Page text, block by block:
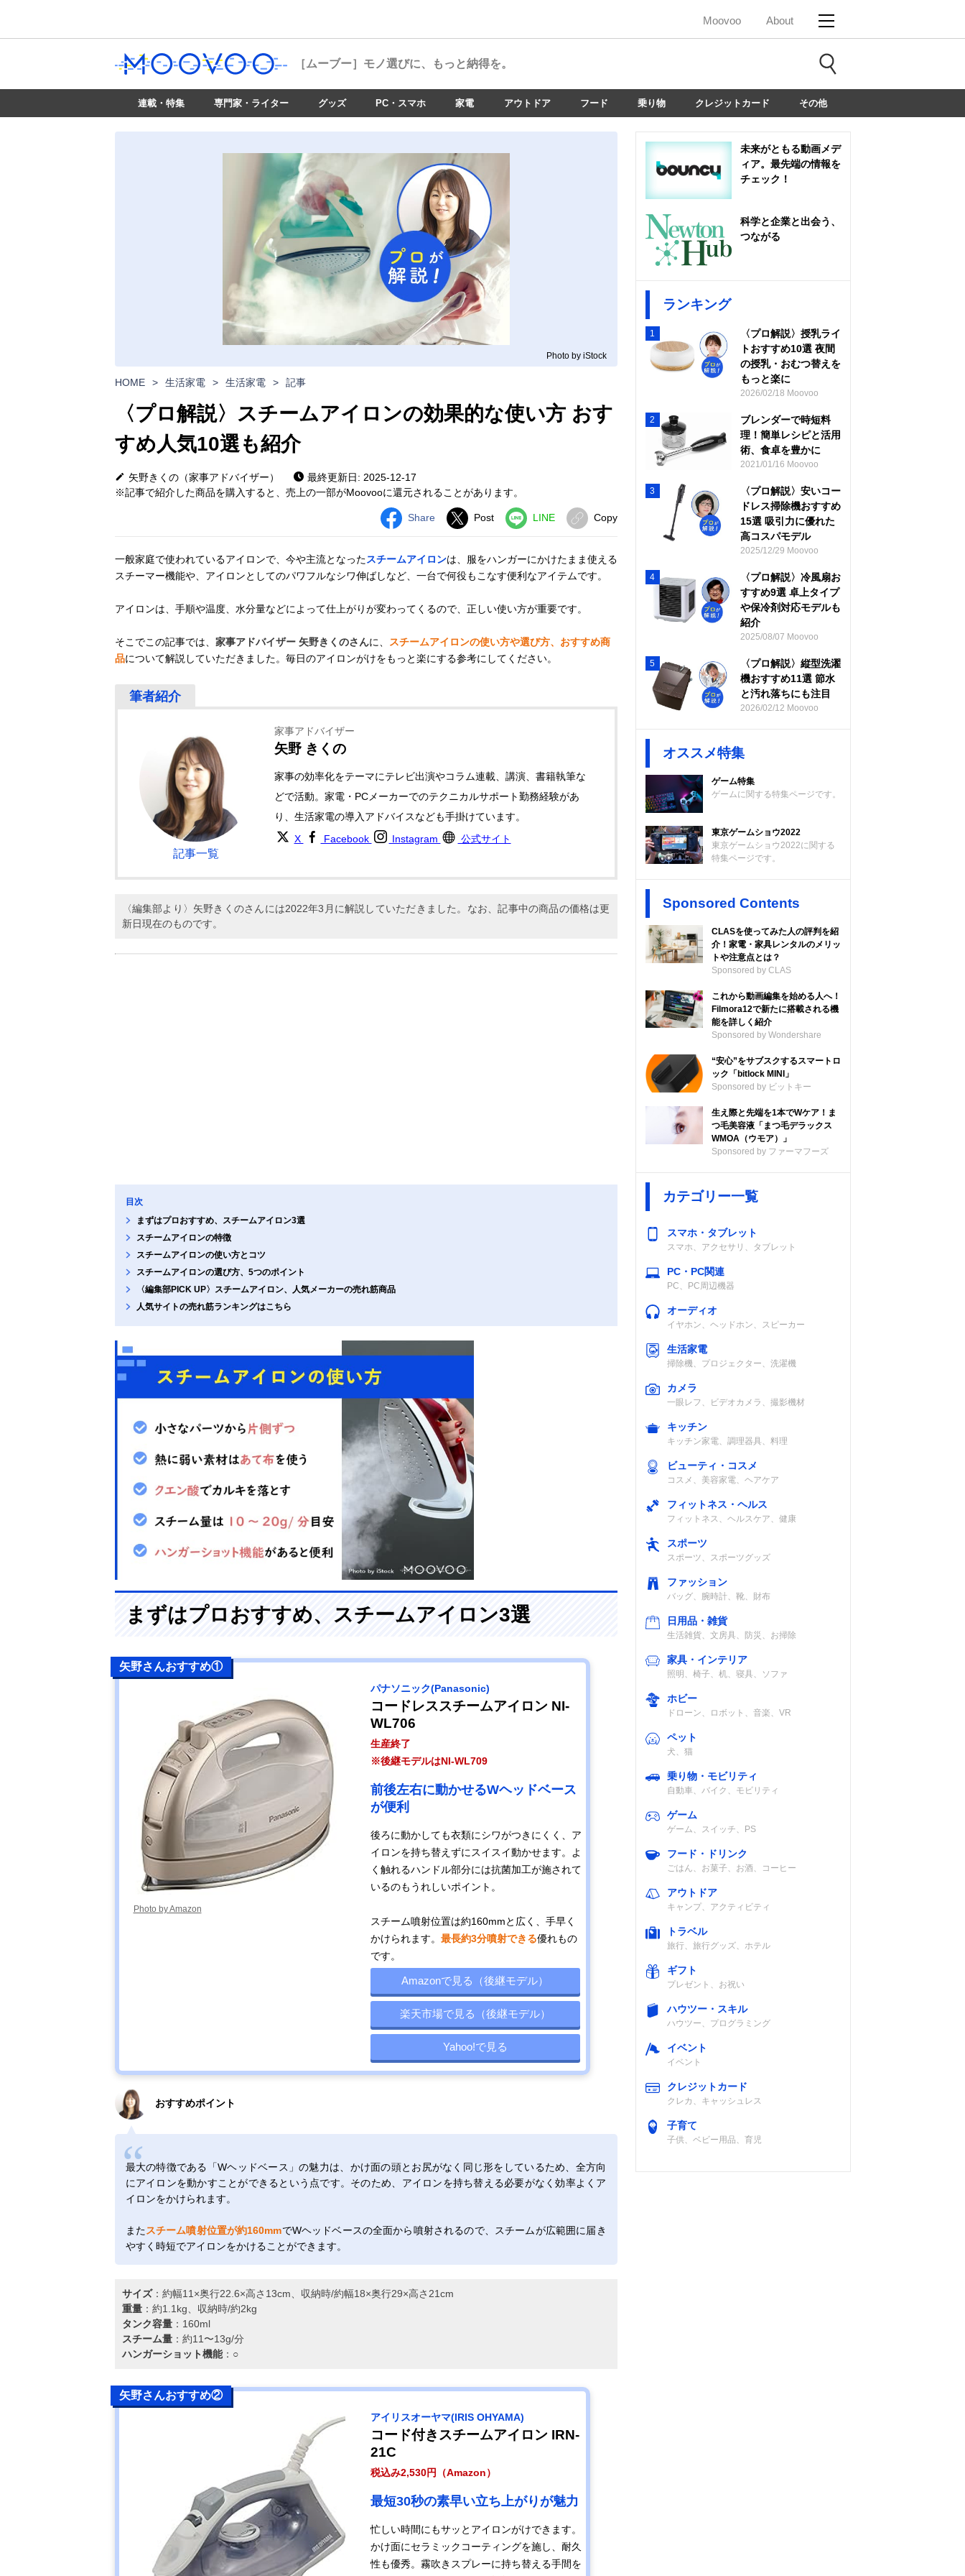
Moovoo About
［ムーブー］ モノ選びに、もっと納得を。
連載・特集 専門家・ライター グッズ PC・スマホ 家電 アウトドア フード 乗り物 クレジットカード その他
Photo by iStock
HOME > 生活家電 > 生活家電 > 記事
〈プロ解説〉スチームアイロンの効果的な使い方 おす
すめ人気10選も紹介
矢野きくの（家事アドバイザー）
最終更新日: 2025-12-17
※記事で紹介した商品を購入すると、売上の一部がMoovooに還元されることがあります。
Share Post LINE Copy
一般家庭で使われているアイロンで、今や主流となったスチームアイロンは、服をハンガーにかけたまま使える
スチーマー機能や、アイロンとしてのパワフルなシワ伸ばしなど、一台で何役もこなす便利なアイテムです。
アイロンは、手順や温度、水分量などによって仕上がりが変わってくるので、正しい使い方が重要です。
そこでこの記事では、 家事アドバイザー 矢野きくのさんに、
スチームアイロンの使い方や選び方、おすすめ商
品について解説していただきました。毎日のアイロンがけをもっと楽にする参考にしてください。
記事一覧
家事アドバイザー
矢野 きくの
家事の効率化をテーマにテレビ出演やコラム連載、講演、書籍執筆な
どで活動。家電・PCメーカーでのテクニカルサポート勤務経験があ
り、生活家電の導入アドバイスなども手掛けています。
X
Facebook Instagram 公式サイト
〈編集部より〉矢野きくのさんには2022年3月に解説していただきました。なお、記事中の商品の価格は更
新日現在のものです。
目次
まずはプロおすすめ、スチームアイロン3選
スチームアイロンの特徴
スチームアイロンの使い方とコツ
スチームアイロンの選び方、5つのポイント
〈編集部PICK UP〉スチームアイロン、人気メーカーの売れ筋商品
人気サイトの売れ筋ランキングはこちら
まずはプロおすすめ、スチームアイロン3選
矢野さんおすすめ①
Photo by Amazon
‎パナソニック(Panasonic)
コードレススチームアイロン NI-
WL706
生産終了
※後継モデルはNI-WL709
前後左右に動かせるWヘッドベース
が便利
後ろに動かしても衣類にシワがつきにくく、ア
イロンを持ち替えずにスイスイ動かせます。よ
く触れるハンドル部分には抗菌加工が施されて
いるのもうれしいポイント。
スチーム噴射位置は約160mmと広く、手早く
かけられます。 最長約3分噴射できる優れもの
です。
Amazonで見る（後継モデル）
楽天市場で見る（後継モデル）
Yahoo!で見る
おすすめポイント
最大の特徴である「Wヘッドベース」の魅力は、かけ面の頭とお尻がなく同じ形をしているため、全方向
にアイロンを動かすことができるという点です。そのため、アイロンを持ち替える必要がなく効率よくア
イロンをかけられます。
またスチーム噴射位置が約160mmでWヘッドベースの全面から噴射されるので、スチームが広範囲に届き
やすく時短でアイロンをかけることができます。
サイズ：約幅11×奥行22.6×高さ13cm、収納時/約幅18×奥行29×高さ21cm
重量：約1.1kg、収納時/約2kg
タンク容量：160ml
スチーム量：約11〜13g/分
ハンガーショット機能：○
矢野さんおすすめ②
アイリスオーヤマ(IRIS OHYAMA)
コード付きスチームアイロン IRN-
21C
税込み2,530円（Amazon）
最短30秒の素早い立ち上がりが魅力
忙しい時間にもサッとアイロンがけできます。
かけ面にセラミックコーティングを施し、耐久
性も優秀。霧吹きスプレーに持ち替える手間を
未来がともる動画メデ
ィア。最先端の情報を
チェック！
科学と企業と出会う、
つながる
ランキング
1
〈プロ解説〉授乳ライ
トおすすめ10選 夜間
の授乳・おむつ替えを
もっと楽に
2026/02/18 Moovoo
2
ブレンダーで時短料
理！簡単レシピと活用
術、食卓を豊かに
2021/01/16 Moovoo
3
〈プロ解説〉安いコー
ドレス掃除機おすすめ
15選 吸引力に優れた
高コスパモデル
2025/12/29 Moovoo
4
〈プロ解説〉冷風扇お
すすめ9選 卓上タイプ
や保冷剤対応モデルも
紹介
2025/08/07 Moovoo
5
〈プロ解説〉縦型洗濯
機おすすめ11選 節水
と汚れ落ちにも注目
2026/02/12 Moovoo
オススメ特集
ゲーム特集
ゲームに関する特集ページです。
東京ゲームショウ2022
東京ゲームショウ2022に関する
特集ページです。
Sponsored Contents
CLASを使ってみた人の評判を紹
介！家電・家具レンタルのメリッ
トや注意点とは？
Sponsored by CLAS
これから動画編集を始める人へ！
Filmora12で新たに搭載される機
能を詳しく紹介
Sponsored by Wondershare
“安心”をサブスクするスマートロ
ック「bitlock MINI」
Sponsored by ビットキー
生え際と先端を1本でWケア！ま
つ毛美容液「まつ毛デラックス
WMOA（ウモア）」
Sponsored by ファーマフーズ
カテゴリー一覧
スマホ・タブレット
スマホ、アクセサリ、タブレット
PC・PC関連
PC、PC周辺機器
オーディオ
イヤホン、ヘッドホン、スピーカー
生活家電
掃除機、プロジェクター、洗濯機
カメラ
一眼レフ、ビデオカメラ、撮影機材
キッチン
キッチン家電、調理器具、料理
ビューティ・コスメ
コスメ、美容家電、ヘアケア
フィットネス・ヘルス
フィットネス、ヘルスケア、健康
スポーツ
スポーツ、スポーツグッズ
ファッション
バッグ、腕時計、靴、財布
日用品・雑貨
生活雑貨、文房具、防災、お掃除
家具・インテリア
照明、椅子、机、寝具、ソファ
ホビー
ドローン、ロボット、音楽、VR
ペット
犬、猫
乗り物・モビリティ
自動車、バイク、モビリティ
ゲーム
ゲーム、スイッチ、PS
フード・ドリンク
ごはん、お菓子、お酒、コーヒー
アウトドア
キャンプ、アクティビティ
トラベル
旅行、旅行グッズ、ホテル
ギフト
プレゼント、お祝い
ハウツー・スキル
ハウツー、プログラミング
イベント
イベント
クレジットカード
クレカ、キャッシュレス
子育て
子供、ベビー用品、育児